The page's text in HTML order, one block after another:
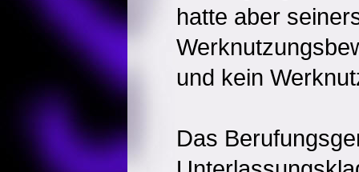
hatte aber
und kein
Das